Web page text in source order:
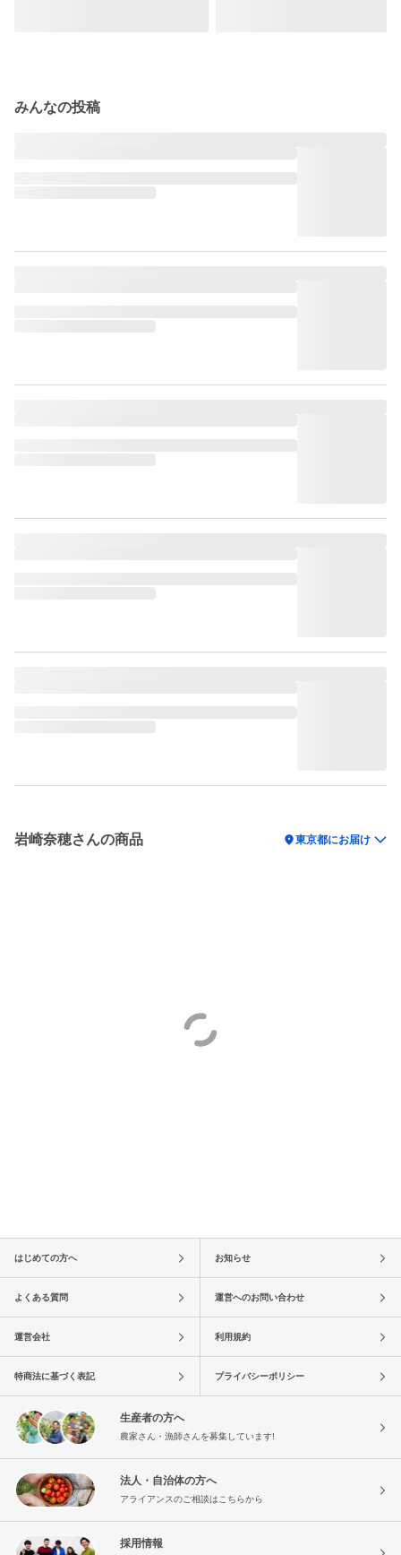
みんなの投稿
岩崎奈穂さんの商品 location_on東京都にお届け
はじめての方へ お知らせ
よくある質問 運営へのお問い合わせ
運営会社 利用規約
特商法に基づく表記 プライバシーポリシー
生産者の方へ
農家さん・漁師さんを募集しています!
法人・自治体の方へ
アライアンスのご相談はこちらから
採用情報